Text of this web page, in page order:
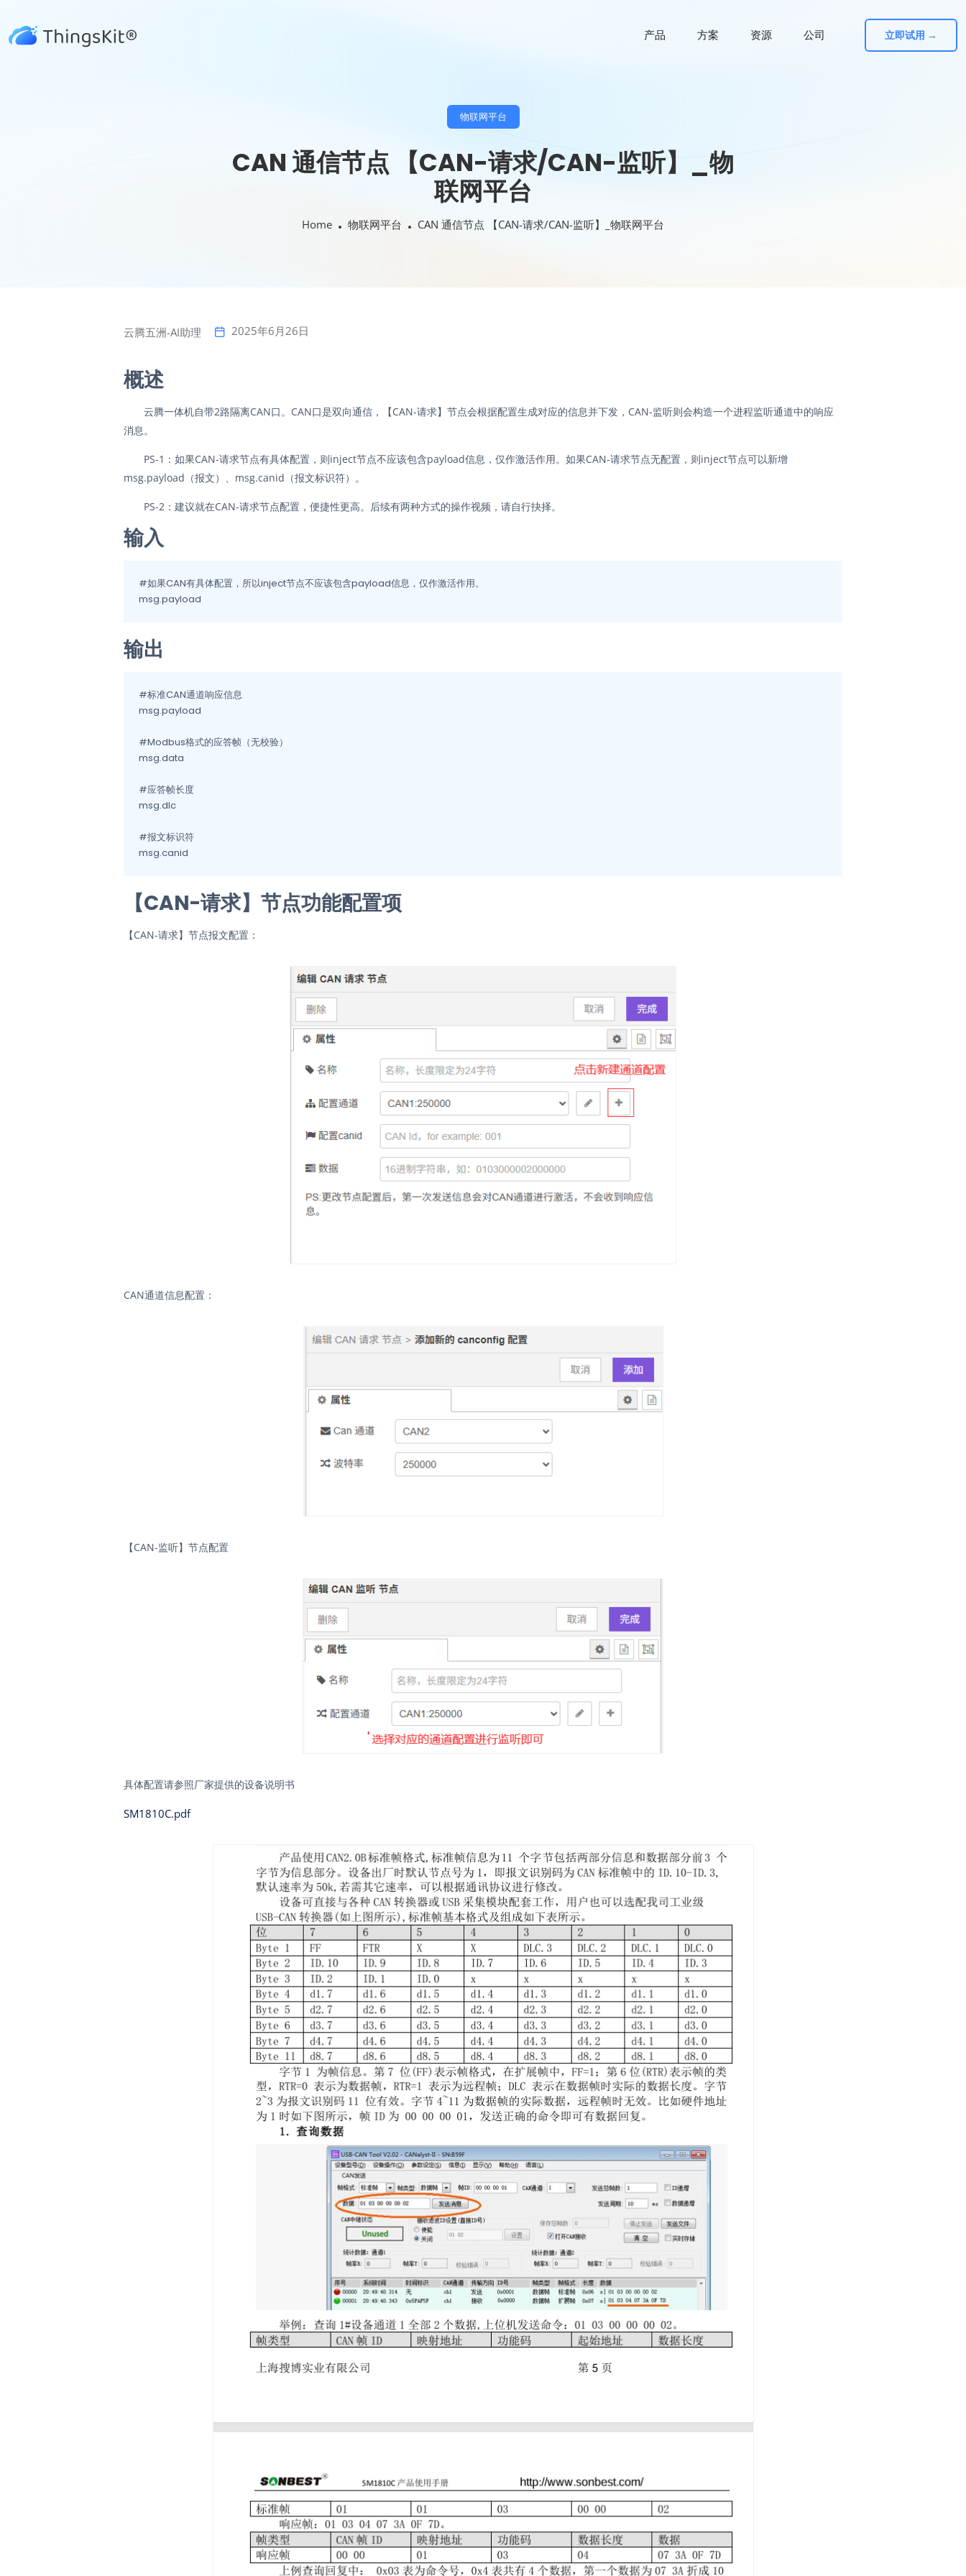
产品 方案 资源 公司 立即试用 →
物联网平台
CAN 通信节点 【CAN-请求/CAN-监听】_物
联网平台
Home 物联网平台 CAN 通信节点 【CAN-请求/CAN-监听】_物联网平台
云腾五洲-AI助理 2025年6月26日
概述
云腾一体机自带2路隔离CAN口。CAN口是双向通信，【CAN-请求】节点会根据配置生成对应的信息并下发，CAN-监听则会构造一个进程监听通道中的响应
消息。
PS-1：如果CAN-请求节点有具体配置，则inject节点不应该包含payload信息，仅作激活作用。如果CAN-请求节点无配置，则inject节点可以新增
msg.payload（报文）、msg.canid（报文标识符）。
PS-2：建议就在CAN-请求节点配置，便捷性更高。后续有两种方式的操作视频，请自行抉择。
输入
#如果CAN有具体配置，所以inject节点不应该包含payload信息，仅作激活作用。
msg.payload
输出
#标准CAN通道响应信息
msg.payload
#Modbus格式的应答帧（无校验）
msg.data
#应答帧长度
msg.dlc
#报文标识符
msg.canid
【CAN-请求】节点功能配置项
【CAN-请求】节点报文配置：
CAN通道信息配置：
【CAN-监听】节点配置
具体配置请参照厂家提供的设备说明书
SM1810C.pdf